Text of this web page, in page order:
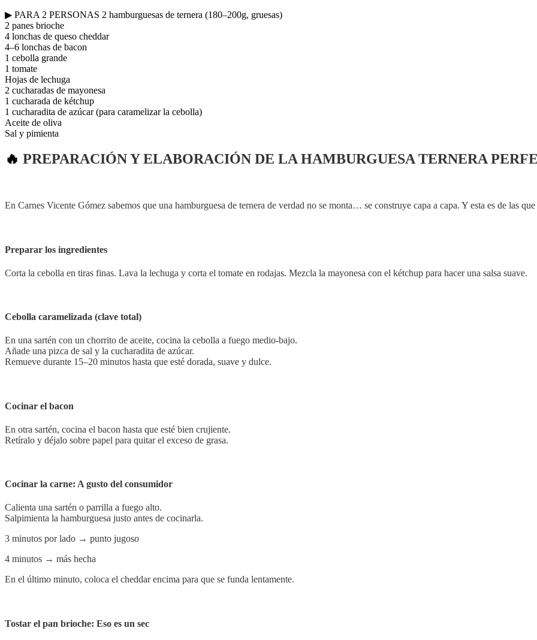
▶ PARA 2 PERSONAS 2 hamburguesas de ternera (180–200g, gruesas)
2 panes brioche
4 lonchas de queso cheddar
4–6 lonchas de bacon
1 cebolla grande
1 tomate
Hojas de lechuga
2 cucharadas de mayonesa
1 cucharada de kétchup
1 cucharadita de azúcar (para caramelizar la cebolla)
Aceite de oliva
Sal y pimienta
🔥 PREPARACIÓN Y ELABORACIÓN DE LA HAMBURGUESA TERNERA
En Carnes Vicente Gómez sabemos que una hamburguesa de ternera de verdad no se monta… se construye capa a capa. Y esta es de las
Preparar los ingredientes
Corta la cebolla en tiras finas. Lava la lechuga y corta el tomate en rodajas. Mezcla la mayonesa con el kétchup para hacer una salsa suave.
Cebolla caramelizada (clave total)
En una sartén con un chorrito de aceite, cocina la cebolla a fuego medio-bajo.
Añade una pizca de sal y la cucharadita de azúcar.
Remueve durante 15–20 minutos hasta que esté dorada, suave y dulce.
Cocinar el bacon
En otra sartén, cocina el bacon hasta que esté bien crujiente.
Retíralo y déjalo sobre papel para quitar el exceso de grasa.
Cocinar la carne: A gusto del consumidor
Calienta una sartén o parrilla a fuego alto.
Salpimienta la hamburguesa justo antes de cocinarla.
3 minutos por lado → punto jugoso
4 minutos → más hecha
En el último minuto, coloca el cheddar encima para que se funda lentamente.
Tostar el pan brioche: Eso es un sec